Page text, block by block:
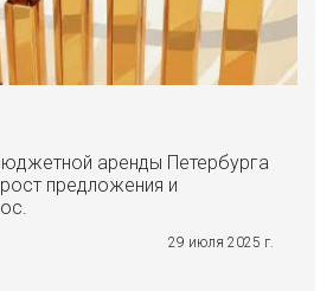
аренды Петербурга
предложения и
29 июля 2025 г.